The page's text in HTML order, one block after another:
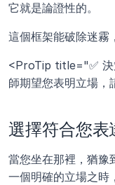
它就是論證性的。
這個框架能破除迷霧
<ProTip title="✅
師期望您表明立場
選擇符合您表
當您坐在那裡，猶豫
一個明確的立場之時